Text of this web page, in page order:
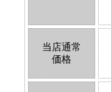
当店通常
価格